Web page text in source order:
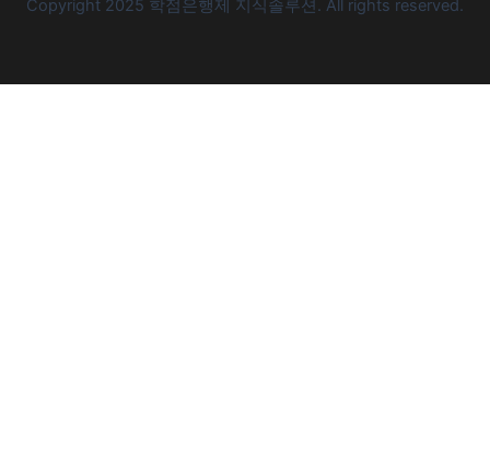
Copyright 2025 학점은행제 지식솔루션. All rights reserved.